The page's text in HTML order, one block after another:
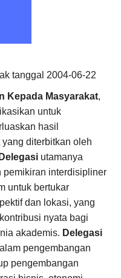
tanggal 2004-06-22
Kepada Masyarakat,
untuk
hasil
diterbitkan oleh
Delegasiutamanya
pemikiran interdisipliner
untuk bertukar
dan lokasi, yang
nyata bagi
akademis. Delegasi
pengembangan
pengembangan